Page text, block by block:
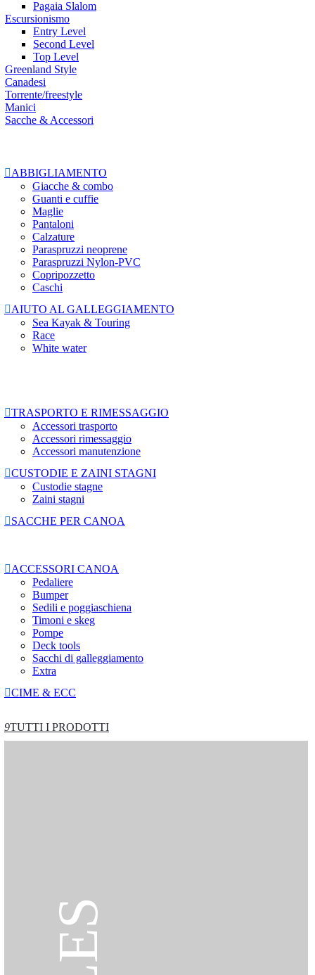
Pagaia Slalom
Escursionismo
Entry Level
Second Level
Top Level
Greenland Style
Canadesi
Torrente/freestyle
Manici
Sacche & Accessori
ABBIGLIAMENTO
Giacche & combo
Guanti e cuffie
Maglie
Pantaloni
Calzature
Paraspruzzi neoprene
Paraspruzzi Nylon-PVC
Copripozzetto
Caschi
AIUTO AL GALLEGGIAMENTO
Sea Kayak & Touring
Race
White water
TRASPORTO E RIMESSAGGIO
Accessori trasporto
Accessori rimessaggio
Accessori manutenzione
CUSTODIE E ZAINI STAGNI
Custodie stagne
Zaini stagni
SACCHE PER CANOA
ACCESSORI CANOA
Pedaliere
Bumper
Sedili e poggiaschiena
Timoni e skeg
Pompe
Deck tools
Sacchi di galleggiamento
Extra
CIME & ECC
9TUTTI I PRODOTTI